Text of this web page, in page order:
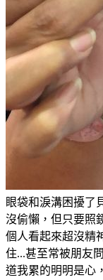
眼袋和淚溝困擾了
沒偷懶，但只要照
個人看起來超沒精
住...甚至常被朋友
道我累的明明是心